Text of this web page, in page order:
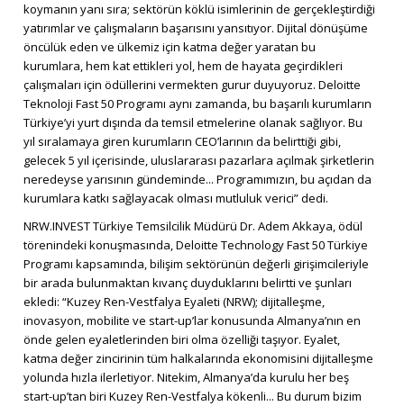
koymanın yanı sıra; sektörün köklü isimlerinin de gerçekleştirdiği
yatırımlar ve çalışmaların başarısını yansıtıyor. Dijital dönüşüme
öncülük eden ve ülkemiz için katma değer yaratan bu
kurumlara, hem kat ettikleri yol, hem de hayata geçirdikleri
çalışmaları için ödüllerini vermekten gurur duyuyoruz. Deloitte
Teknoloji Fast 50 Programı aynı zamanda, bu başarılı kurumların
Türkiye’yi yurt dışında da temsil etmelerine olanak sağlıyor. Bu
yıl sıralamaya giren kurumların CEO’larının da belirttiği gibi,
gelecek 5 yıl içerisinde, uluslararası pazarlara açılmak şirketlerin
neredeyse yarısının gündeminde... Programımızın, bu açıdan da
kurumlara katkı sağlayacak olması mutluluk verici” dedi.
NRW.INVEST Türkiye Temsilcilik Müdürü Dr. Adem Akkaya, ödül
törenindeki konuşmasında, Deloitte Technology Fast 50 Türkiye
Programı kapsamında, bilişim sektörünün değerli girişimcileriyle
bir arada bulunmaktan kıvanç duyduklarını belirtti ve şunları
ekledi: “Kuzey Ren-Vestfalya Eyaleti (NRW); dijitalleşme,
inovasyon, mobilite ve start-up’lar konusunda Almanya’nın en
önde gelen eyaletlerinden biri olma özelliği taşıyor. Eyalet,
katma değer zincirinin tüm halkalarında ekonomisini dijitalleşme
yolunda hızla ilerletiyor. Nitekim, Almanya’da kurulu her beş
start-up’tan biri Kuzey Ren-Vestfalya kökenli... Bu durum bizim